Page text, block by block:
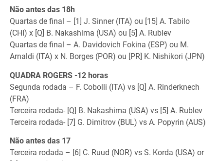
Não antes das 18h
Quartas de final – [1] J. Sinner (ITA) ou [15] A. Tabilo
(CHI) x [Q] B. Nakashima (USA) ou [5] A. Rublev
Quartas de final – A. Davidovich Fokina (ESP) ou M.
Arnaldi (ITA) x N. Borges (POR) ou [PR] K. Nishikori (JPN)
QUADRA ROGERS -12 horas
Segunda rodada – F. Cobolli (ITA) vs [Q] A. Rinderknech
(FRA)
Terceira rodada- [Q] B. Nakashima (USA) vs [5] A. Rublev
Terceira rodada- [7] G. Dimitrov (BUL) vs A. Popyrin (AUS)
Não antes das 17
Terceira rodada – [6] C. Ruud (NOR) vs S. Korda (USA) or